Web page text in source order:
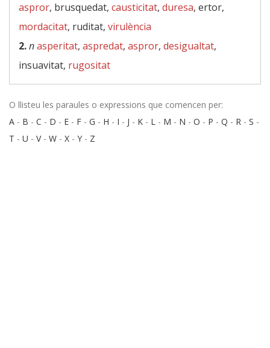
aspror, brusquedat, causticitat, duresa, ertor,
mordacitat, ruditat, virulència
2.nasperitat, aspredat, aspror, desigualtat,
insuavitat, rugositat
O llisteu les paraules o expressions que comencen per:
A - B - C - D - E - F - G - H - I - J - K - L - M - N - O - P - Q - R - S -
T - U - V- W - X - Y - Z